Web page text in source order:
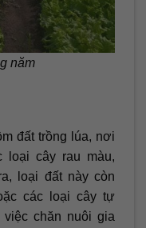
năm
đất trồng lúa, nơi
loại cây rau màu,
loại đất này còn
các loại cây tự
chăn nuôi gia